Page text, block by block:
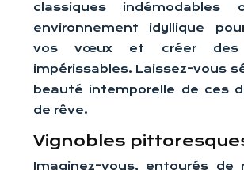
classiques indémodables
environnement idyllique
vos vœux et créer des
impérissables. Laissez-vous
beauté intemporelle de ces
de rêve.
Vignobles
Imaginez-vous, entourés de